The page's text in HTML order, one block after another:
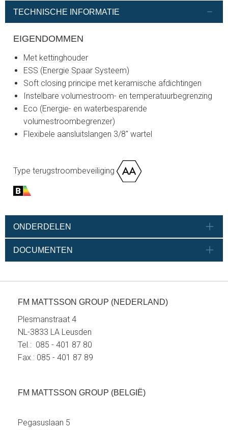
TECHNISCHE INFORMATIE
EIGENDOMMEN
Met kettinghouder
ESS (Energie Spaar Systeem)
Soft closing principe met keramische afdichtingen
Instelbare volumestroom- en temperatuurbegrenzing
Eco (Energie- en waterbesparende
volumestroombegrenzer)
Flexibele aansluitslangen 3/8" wartel
Type terugstroombeveiliging
ONDERDELEN
DOCUMENTEN
FM MATTSSON GROUP (NEDERLAND)
Plesmanstraat 4
NL-3833 LA Leusden
Tel.: 085 - 401 87 80
Fax.: 085 - 401 87 89
FM MATTSSON GROUP (BELGIË)
Pegasuslaan 5